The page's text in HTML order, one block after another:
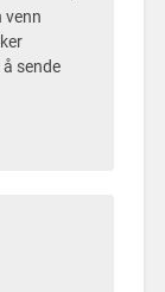
venn
sende